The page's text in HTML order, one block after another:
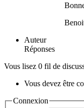
Auteur
Réponses
Vous lisez 0 fil de
Vous devez être
Connexion